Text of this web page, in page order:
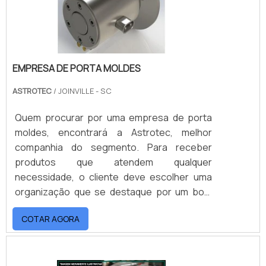
EMPRESA DE PORTA MOLDES
ASTROTEC / JOINVILLE - SC
Quem procurar por uma empresa de porta
moldes, encontrará a Astrotec, melhor
companhia do segmento. Para receber
produtos que atendem qualquer
necessidade, o cliente deve escolher uma
organização que se destaque por um bom
suporte pré-venda e tenha ampla
experiência no ramo.Quando a busca é por
empresa de porta moldes, com a Astrotec o
COTAR AGORA